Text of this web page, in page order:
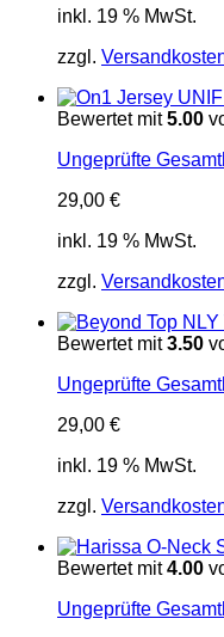
inkl. 19 % MwSt.
zzgl.
Bewertet mit5.00
Ungeprüfte
29,00 €
inkl. 19 % MwSt.
zzgl.
Bewertet mit3.50
Ungeprüfte
29,00 €
inkl. 19 % MwSt.
zzgl.
Bewertet mit4.00
Ungeprüfte